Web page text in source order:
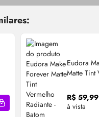
Adicionar à sacola
Eudora
Matte Tint
4ml
R$ 59,99
à vista